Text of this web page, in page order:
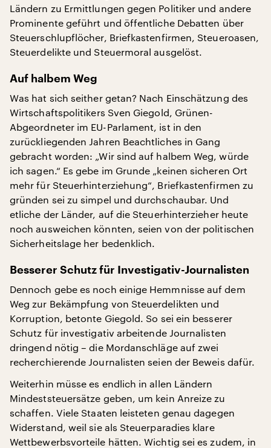
Ländern zu Ermittlungen gegen Politiker und andere
Prominente geführt und öffentliche Debatten über
Steuerschlupflöcher, Briefkastenfirmen, Steueroasen,
Steuerdelikte und Steuermoral ausgelöst.
Auf halbem Weg
Was hat sich seither getan? Nach Einschätzung des
Wirtschaftspolitikers Sven Giegold, Grünen-
Abgeordneter im EU-Parlament, ist in den
zurückliegenden Jahren Beachtliches in Gang
gebracht worden: „Wir sind auf halbem Weg, würde
ich sagen.“ Es gebe im Grunde „keinen sicheren Ort
mehr für Steuerhinterziehung“, Briefkastenfirmen zu
gründen sei zu simpel und durchschaubar. Und
etliche der Länder, auf die Steuerhinterzieher heute
noch ausweichen könnten, seien von der politischen
Sicherheitslage her bedenklich.
Besserer Schutz für Investigativ-Journalisten
Dennoch gebe es noch einige Hemmnisse auf dem
Weg zur Bekämpfung von Steuerdelikten und
Korruption, betonte Giegold. So sei ein besserer
Schutz für investigativ arbeitende Journalisten
dringend nötig – die Mordanschläge auf zwei
recherchierende Journalisten seien der Beweis dafür.
Weiterhin müsse es endlich in allen Ländern
Mindeststeuersätze geben, um kein Anreize zu
schaffen. Viele Staaten leisteten genau dagegen
Widerstand, weil sie als Steuerparadies klare
Wettbewerbsvorteile hätten. Wichtig sei es zudem, in